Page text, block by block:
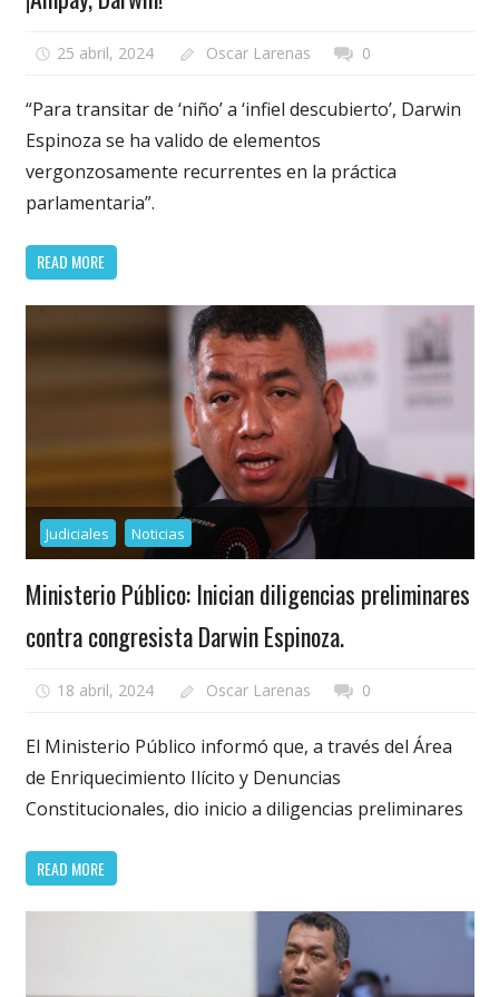
25 abril, 2024 Oscar Larenas 0
“Para transitar de ‘niño’ a ‘infiel descubierto’, Darwin
Espinoza se ha valido de elementos
vergonzosamente recurrentes en la práctica
parlamentaria”.
READ MORE
Judiciales Noticias
Ministerio Público: Inician diligencias preliminares
contra congresista Darwin Espinoza.
18 abril, 2024 Oscar Larenas 0
El Ministerio Público informó que, a través del Área
de Enriquecimiento Ilícito y Denuncias
Constitucionales, dio inicio a diligencias preliminares
READ MORE